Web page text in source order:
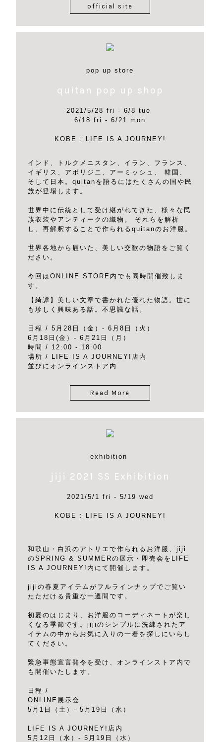
official site
pop up store
quitan pop up shop
2021/5/28 fri - 6/8 tue
6/18 fri - 6/21 mon
KOBE : LIFE IS A JOURNEY!
インド、トルクメニスタン、イラン、フランス、
イギリス、アボリジニ、アーミッシュ、 韓国、
そして日本。quitanを語るにはたくさんの国や民
族が登場します。
世界中に伝統として受け継がれてきた、様々な民
族衣装やアンティークの織物。 それらを解析
し、再解釈することで作られるquitanのお洋服。
世界各地から届いた、美しい交歓の物語をご覧く
ださい。
今回はONLINE STORE内でも同時開催致しま
す。
【綺譚】美しい文章で書かれた優れた物語。世に
も珍しく興味ある話。不思議な話。
日程 / 5月28日（金）- 6月8日（火）
6月18日(金）- 6月21日（月）
時間 / 12:00 - 18:00
場所 / LIFE IS A JOURNEY!店内
並びにオンラインストア内
Read More
exhibition
jiji 2021 SS Exhibition
2021/5/1 fri - 5/19 wed
KOBE : LIFE IS A JOURNEY!
和歌山・白浜のアトリエで作られるお洋服、jiji
のSPRING & SUMMERの展示・即売会をLIFE
IS A JOURNEY!内にて開催します。
jijiの春夏アイテムがフルラインナップでご覧い
たただける貴重な一週間です。
初夏のはじまり、お洋服のコーディネートが楽し
くなる季節です。jijiのシンプルに洗練されたア
イテムの中からお気に入りの一着を探しにいらし
てください。
緊急事態宣言発令を受け、オンラインストア内で
も開催いたします。
日程 /
ONLINE展示会
5月1日（土）- 5月19日（水）
LIFE IS A JOURNEY!店内
5月12日（水）- 5月19日（水）